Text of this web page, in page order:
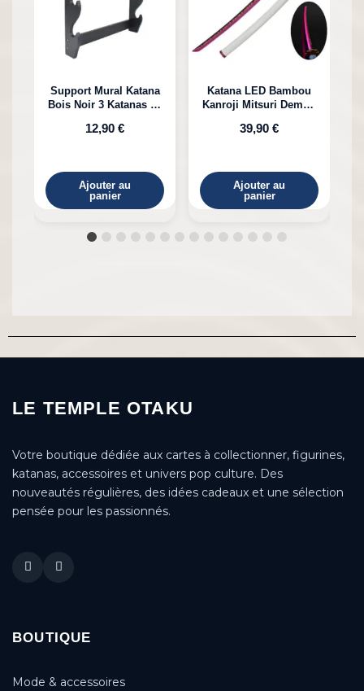
Support Mural Katana
Bois Noir 3 Katanas en
12,90 €
Ajouter au
panier
Katana LED Bambou
Kanroji Mitsuri Demon
39,90 €
Ajouter au
panier
LE TEMPLE OTAKU
Votre boutique dédiée aux cartes à collectionner, figurines,
katanas, accessoires et univers pop culture. Des
nouveautés régulières, des idées cadeaux et une sélection
pensée pour les passionnés.
BOUTIQUE
Mode & accessoires